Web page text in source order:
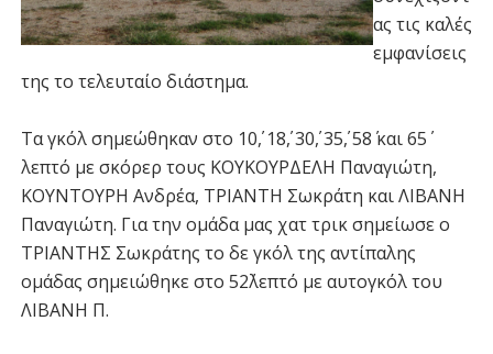
ας τις καλές
εμφανίσεις
της το τελευταίο διάστημα.
Τα γκόλ σημεώθηκαν στο 10΄, 18΄, 30΄, 35΄, 58΄ και 65΄
λεπτό με σκόρερ τους ΚΟΥΚΟΥΡΔΕΛΗ Παναγιώτη,
ΚΟΥΝΤΟΥΡΗ Ανδρέα, ΤΡΙΑΝΤΗ Σωκράτη και ΛΙΒΑΝΗ
Παναγιώτη. Για την ομάδα μας χατ τρικ σημείωσε ο
ΤΡΙΑΝΤΗΣ Σωκράτης το δε γκόλ της αντίπαλης
ομάδας σημειώθηκε στο 52΄λεπτό με αυτογκόλ του
ΛΙΒΑΝΗ Π.